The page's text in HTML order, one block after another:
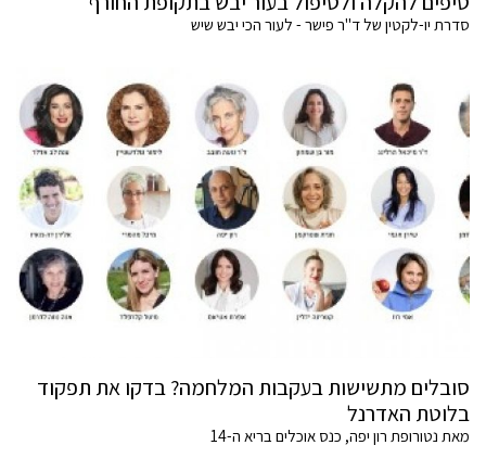
סדרת יו-לקטין של ד"ר פישר - לעור הכי יבש שיש
סובלים מתשישות בעקבות המלחמה? בדקו את תפקוד
בלוטת האדרנל
מאת נטורופת רון יפה, כנס אוכלים בריא ה-14